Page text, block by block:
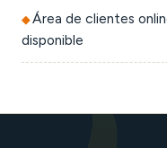
Área de clientes
disponible